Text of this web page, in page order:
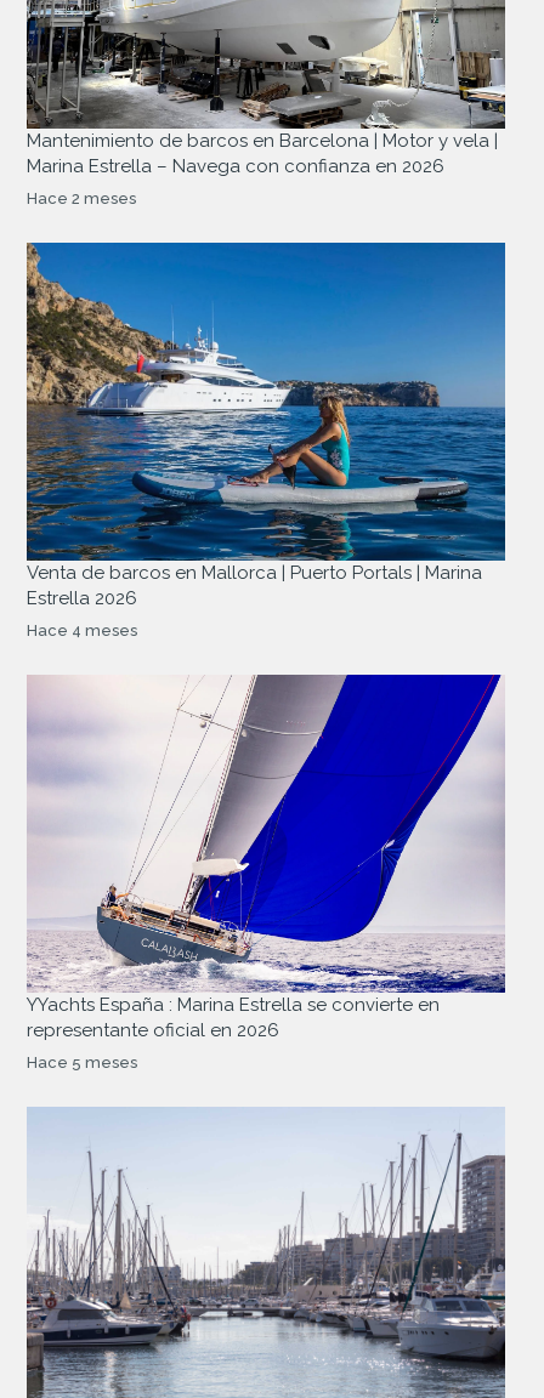
Mantenimiento de barcos en Barcelona | Motor y vela |
Marina Estrella – Navega con confianza en 2026
Hace 2 meses
Venta de barcos en Mallorca | Puerto Portals | Marina
Estrella 2026
Hace 4 meses
YYachts España : Marina Estrella se convierte en
representante oficial en 2026
Hace 5 meses